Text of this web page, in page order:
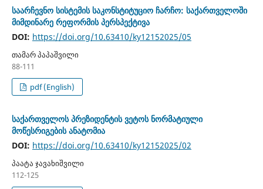
საარჩევნო სისტემის საკონსტიტუციო ჩარჩო: საქართველოში
მიმდინარე რეფორმის პერსპექტივა
DOI: https://doi.org/10.63410/ky12152025/05
თამარ პაპაშვილი
88-111
pdf (English)
საქართველოს პრეზიდენტის ვეტოს ნორმატიული
მოწესრიგების ანატომია
DOI: https://doi.org/10.63410/ky12152025/02
პაატა ჯავახიშვილი
112-125